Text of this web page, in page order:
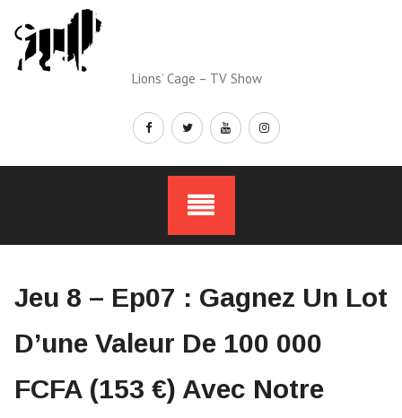
content
Lions’ Cage – TV Show
Jeu 8 – Ep07 : Gagnez Un Lot
D’une Valeur De 100 000
FCFA (153 €) Avec Notre